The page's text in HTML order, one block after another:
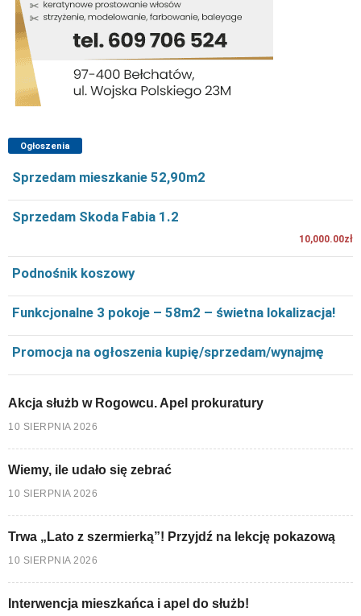
Ogłoszenia
Sprzedam mieszkanie 52,90m2
Sprzedam Skoda Fabia 1.2
10,000.00zł
Podnośnik koszowy
Funkcjonalne 3 pokoje – 58m2 – świetna lokalizacja!
Promocja na ogłoszenia kupię/sprzedam/wynajmę
Akcja służb w Rogowcu. Apel prokuratury
10 SIERPNIA 2026
Wiemy, ile udało się zebrać
10 SIERPNIA 2026
Trwa „Lato z szermierką”! Przyjdź na lekcję pokazową
10 SIERPNIA 2026
Interwencja mieszkańca i apel do służb!